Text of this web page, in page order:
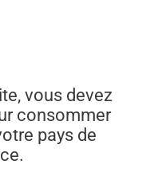
vous devez
consommer
pays de